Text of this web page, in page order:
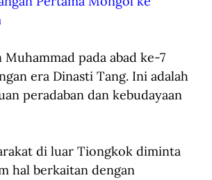
Muhammad pada abad ke-7
era Dinasti Tang. Ini adalah
peradaban dan kebudayaan
di luar Tiongkok diminta
hal berkaitan dengan